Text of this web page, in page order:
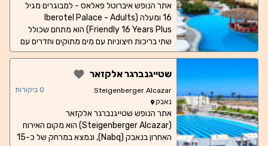
אתר הנופש איברוטל פאלאס - למבוגרים מגיל
16 ומעלה (Iberotel Palace - Adults
Friendly 16 Years Plus) הוא מתחם שכולל
שתי בריכות חיצוניות עם מים מתוקים וחדרים עם
מרפסות שמשקיפות למפרץ שארם אל-מאיה
שירות הפלגות לחוף אלמוגים. כל חדרי האירוח
כוללים מרפסת או טרסה פרטית ומרוהטת עם נוף
של הבריכה, הים או הגינה. חדרים מחוברים
המסעדות והברים שבאתר תוכלו ליהנות ממנות
בינלאומיות ומבידור לילי. תוכלו לבחור בין
שטייגנברגר אלקזאר
Steigenberger Alcazar
נאבק
-
0 ביקורות
אתר הנופש שטייגנברגר אלקזאר
(Steigenberger Alcazar) הוא מקום האירוח
האחרון בנאבק (Nabq), ונמצא במרחק של כ-15